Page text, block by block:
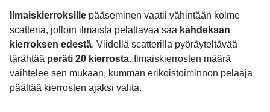
Ilmaiskierroksillepääseminen vaatii vähintään kolme
scatteria, jolloin ilmaista pelattavaa saa kahdeksan
kierroksen edestä. Viidellä scatterilla pyöräyteltävää
tärähtää peräti 20 kierrosta. Ilmaiskierrosten määrä
vaihtelee sen mukaan, kumman erikoistoiminnon pelaaja
päättää kierrosten ajaksi valita.